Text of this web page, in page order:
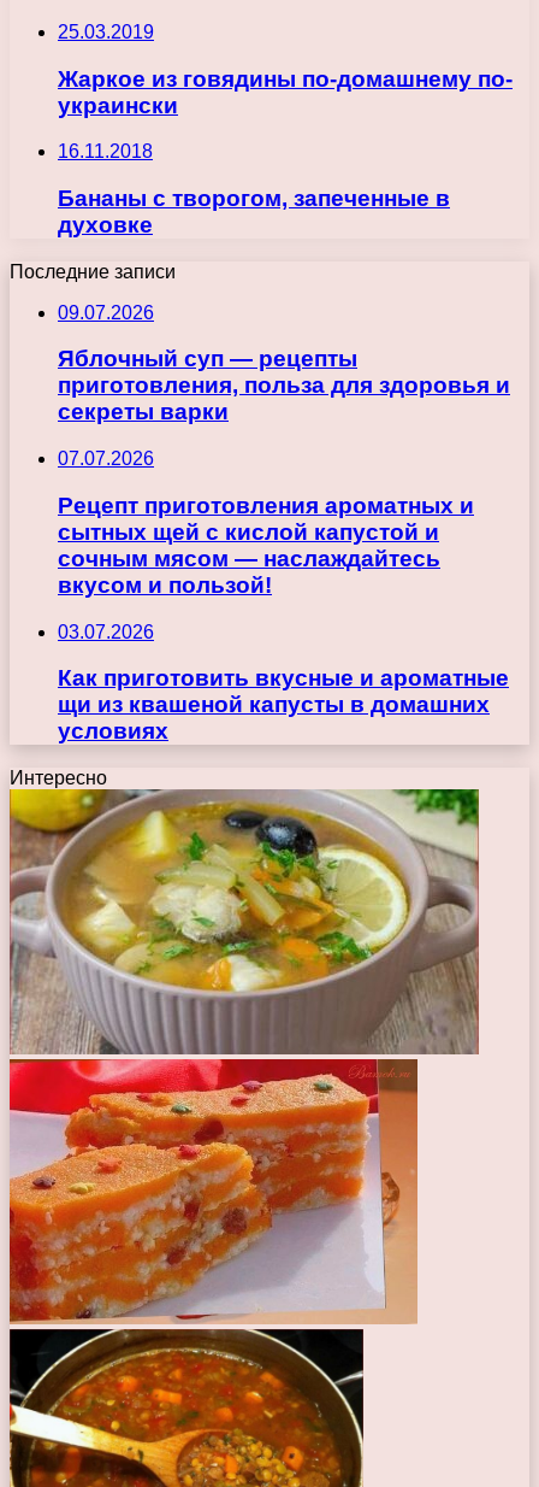
25.03.2019
Жаркое из говядины по-домашнему по-
украински
16.11.2018
Бананы с творогом, запеченные в
духовке
Последние записи
09.07.2026
Яблочный суп — рецепты
приготовления, польза для здоровья и
секреты варки
07.07.2026
Рецепт приготовления ароматных и
сытных щей с кислой капустой и
сочным мясом — наслаждайтесь
вкусом и пользой!
03.07.2026
Как приготовить вкусные и ароматные
щи из квашеной капусты в домашних
условиях
Интересно